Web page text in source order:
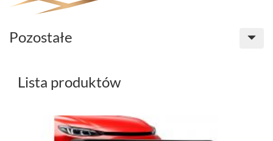
Pozostałe
Lista produktów